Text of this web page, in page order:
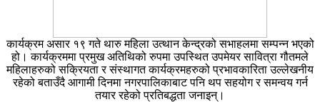
कार्यक्रम असार १९ गते थारु महिला उत्थान केन्द्रको सभाहलमा सम्पन्न भएको
हो। कार्यक्रममा प्रमुख अतिथिको रुपमा उपस्थित उपमेयर सावित्रा गौतमले
महिलाहरुको सक्रियता र संस्थागत कार्यक्रमहरुको प्रभावकारिता उल्लेखनीय
रहेको बताउँदै आगामी दिनमा नगरपालिकाबाट पनि थप सहयोग र समन्वय गर्न
तयार रहेको प्रतिबद्धता जनाइन्।